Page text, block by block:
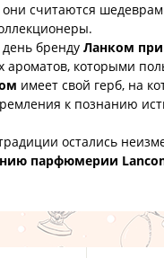
они считаются
бренду Ланком
ароматов, которыми
имеет свой герб, на
к познанию
остались
парфюмерии